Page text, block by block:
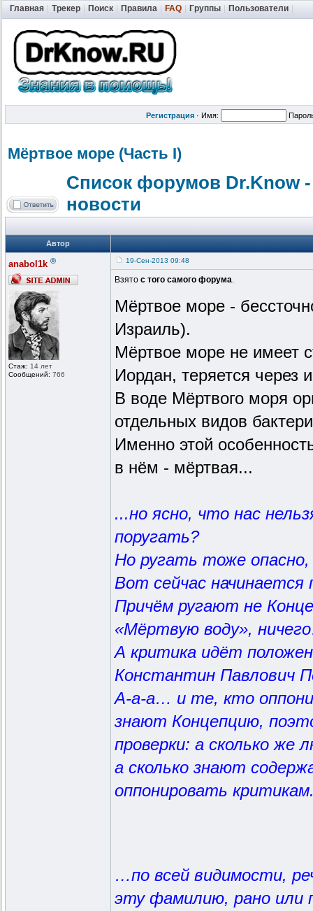
Главная Трекер Поиск Правила FAQ Группы Пользователи
Регистрация · Имя:
Мёртвое море (Часть I)
Список форумов Dr.Know
новости
Автор
anabol1k ®
Стаж: 14 лет
Сообщений: 766
19-Сен-2013 09:48
Взято с того самого форума.
Мёртвое море -
Израиль).
Мёртвое море не имеет
Иордан, теряется через
В воде Мёртвого моря
отдельных видов
Именно этой
в нём - мёртвая...
...но ясно, что нас
поругать?
Но ругать тоже
Вот сейчас начинается
Причём ругают не
«Мёртвую воду»,
А критика идёт
Константин Павлович
А-а-а… и те, кто
знают Концепцию,
проверки: а сколько
а сколько знают
оппонировать
…по всей видимости,
эту фамилию, рано или